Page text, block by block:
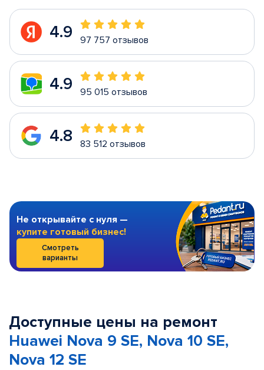
4.9 97 757 отзывов
4.9 95 015 отзывов
4.8 83 512 отзывов
Не открывайте с нуля —
купите готовый бизнес!
Смотреть
варианты
Доступные цены на ремонт
Huawei Nova 9 SE, Nova 10 SE,
Nova 12 SE